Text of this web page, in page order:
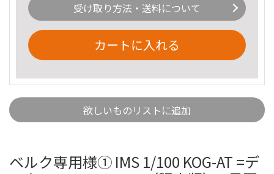
受け取り方法・送料について
カートに入れる
欲しいものリストに追加
ベルク専用様① IMS 1/100 KOG-AT =デ